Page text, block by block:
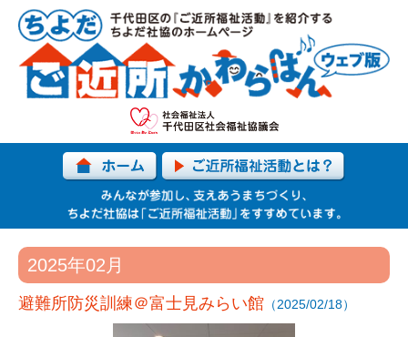
2025年02月
避難所防災訓練＠富士見みらい館 （2025/02/18）